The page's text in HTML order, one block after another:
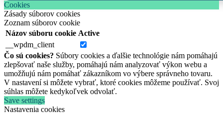
Cookies
Zásady súborov cookies
Zoznam súborov cookie
Názov súboru cookie Active
__wpdm_client
Čo sú cookies? Súbory cookies a ďalšie technológie nám pomáhajú
zlepšovať naše služby, pomáhajú nám analyzovať výkon webu a
umožňujú nám pomáhať zákazníkom vo výbere správneho tovaru.
V nastavení si môžete vybrať, ktoré cookies môžeme používať. Svoj
súhlas môžete kedykoľvek odvolať.
Save settings
Nastavenia cookies